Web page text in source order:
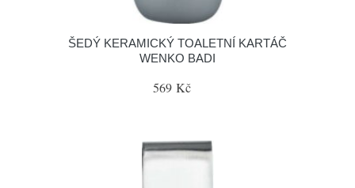
ŠEDÝ KERAMICKÝ TOALETNÍ KARTÁČ
WENKO BADI
569 Kč